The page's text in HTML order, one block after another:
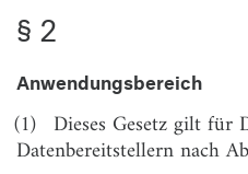
§ 8
§ 9
Hochwertige Datensätze
§ 10
Grundsatz der
§ 11
Bemessung der
§ 2
Anwendungsbereich
(1) Dieses Gesetz gilt für
Datenbereitstellern nach